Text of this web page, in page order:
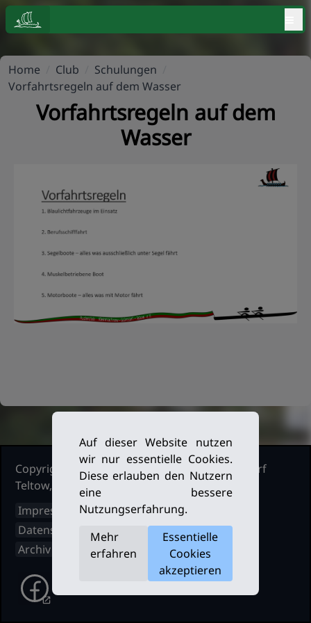
Home Club Schulungen
Vorfahrtsregeln auf dem Wasser
Vorfahrtsregeln auf dem
Wasser
Copyright Ruderclub Kleinmachnow Stahnsdorf
Teltow, 2026. Alle Rechte vorbehalten.
Impressum
Datenschutz
Archiv
Auf dieser Website nutzen
wir nur essentielle Cookies.
Diese erlauben den Nutzern
eine bessere
Nutzungserfahrung.
Mehr
erfahren
Essentielle
Cookies
akzeptieren